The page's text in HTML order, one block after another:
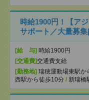
時給1900円！【ア
サポート／大量募
[給 与] 時給1900円
[交通費]交通費支給
[勤務地] 瑞穂運動場東駅か
西駅から徒歩10分 / 新瑞橋